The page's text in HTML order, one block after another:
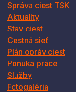
Správa ciest TSK
Aktuality
Stav ciest
Cestná sieť
Plán opráv ciest
Ponuka práce
Služby
Fotogaléria